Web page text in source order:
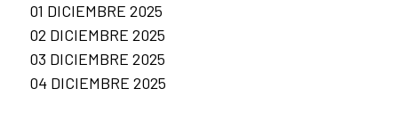
01 DICIEMBRE 2025
02 DICIEMBRE 2025
03 DICIEMBRE 2025
04 DICIEMBRE 2025